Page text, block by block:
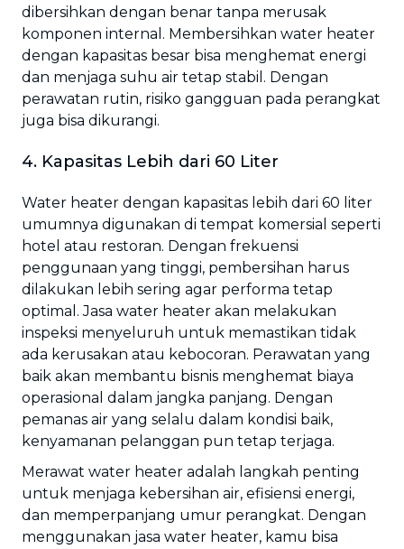
dibersihkan dengan benar tanpa merusak
komponen internal. Membersihkan water heater
dengan kapasitas besar bisa menghemat energi
dan menjaga suhu air tetap stabil. Dengan
perawatan rutin, risiko gangguan pada perangkat
juga bisa dikurangi.
4. Kapasitas Lebih dari 60 Liter
Water heater dengan kapasitas lebih dari 60 liter
umumnya digunakan di tempat komersial seperti
hotel atau restoran. Dengan frekuensi
penggunaan yang tinggi, pembersihan harus
dilakukan lebih sering agar performa tetap
optimal. Jasa water heater akan melakukan
inspeksi menyeluruh untuk memastikan tidak
ada kerusakan atau kebocoran. Perawatan yang
baik akan membantu bisnis menghemat biaya
operasional dalam jangka panjang. Dengan
pemanas air yang selalu dalam kondisi baik,
kenyamanan pelanggan pun tetap terjaga.
Merawat water heater adalah langkah penting
untuk menjaga kebersihan air, efisiensi energi,
dan memperpanjang umur perangkat. Dengan
menggunakan jasa water heater, kamu bisa